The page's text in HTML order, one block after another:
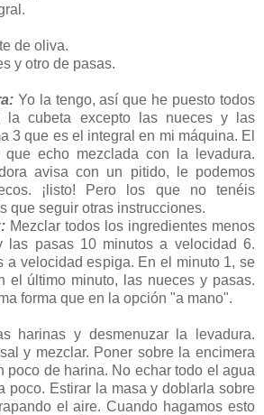
de oliva.
y otro de pasas.
Yo la tengo, así que he puesto todos
la cubeta excepto las nueces y las
3 que es el integral en mi máquina. El
echo mezclada con la levadura.
avisa con un pitido, le podemos
¡listo! Pero los que no tenéis
que seguir otras instrucciones.
Mezclar todos los ingredientes menos
las pasas 10 minutos a velocidad 6.
a velocidad espiga. En el minuto 1, se
el último minuto, las nueces y pasas.
forma que en la opción "a mano".
harinas y desmenuzar la levadura.
y mezclar. Poner sobre la encimera
poco de harina. No echar todo el agua
poco. Estirar la masa y doblarla sobre
el aire. Cuando hagamos esto